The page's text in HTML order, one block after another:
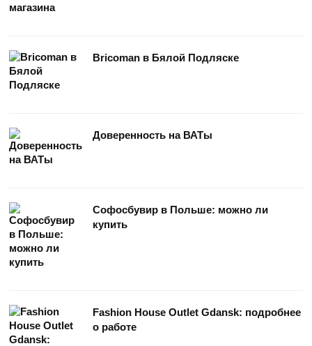
Bricoman в Бялой Подляске
Доверенность на ВАТы
Софосбувир в Польше: можно ли
купить
Fashion House Outlet Gdansk: подробнее
о работе